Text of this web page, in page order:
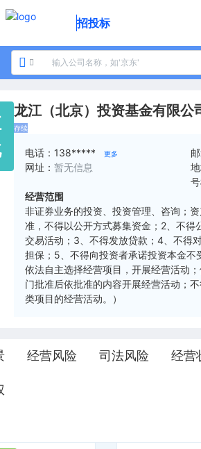
招投标
龙江（北京）投资基金有限公
存续
电话： 138***** 更多
网址： 暂无信息 地
经营范围
非证券业务的投资、投资管理、咨询；
准，不得以公开方式募集资金；2、不得
交易活动；3、不得发放贷款；4、不得
担保；5、不得向投资者承诺投资本金不
依法自主选择经营项目，开展经营活动
门批准后依批准的内容开展经营活动；
类项目的经营活动。）
经营风险 司法风险 经营